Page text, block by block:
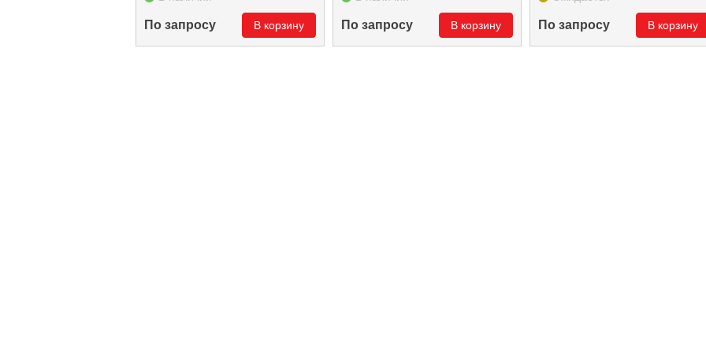
По запросу В корзину По запросу В корзину По запросу В корзину